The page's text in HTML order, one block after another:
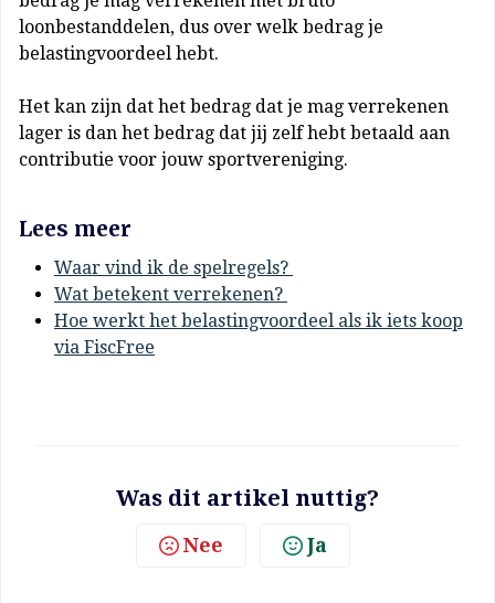
loonbestanddelen, dus over welk bedrag je
belastingvoordeel hebt.
Het kan zijn dat het bedrag dat je mag verrekenen
lager is dan het bedrag dat jij zelf hebt betaald aan
contributie voor jouw sportvereniging.
Lees meer
Waar vind ik de spelregels?
Wat betekent verrekenen?
Hoe werkt het belastingvoordeel als ik iets koop
via FiscFree
Was dit artikel nuttig?
Nee Ja